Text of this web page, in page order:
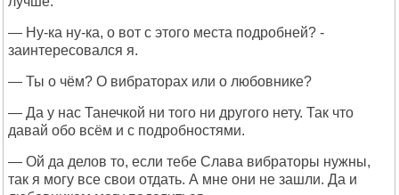
— Ну-ка ну-ка, о вот с этого места подробней? -
заинтересовался я.
— Ты о чём? О вибраторах или о любовнике?
— Да у нас Танечкой ни того ни другого нету. Так что
давай обо всём и с подробностями.
— Ой да делов то, если тебе Слава вибраторы нужны,
так я могу все свои отдать. А мне они не зашли. Да и